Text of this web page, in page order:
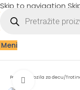
Skip to navigation
Meni
Početna Vozila za decu/
Zumiraj sliku